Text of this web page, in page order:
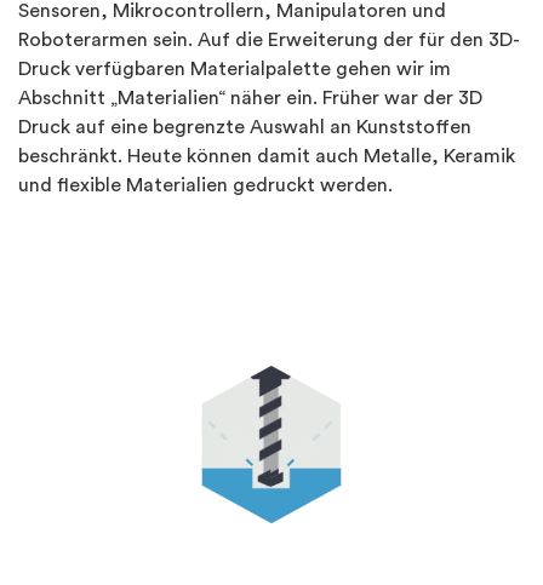
Sensoren, Mikrocontrollern, Manipulatoren und
Roboterarmen sein. Auf die Erweiterung der für den 3D-
Druck verfügbaren Materialpalette gehen wir im
Abschnitt „Materialien“ näher ein. Früher war der 3D
Druck auf eine begrenzte Auswahl an Kunststoffen
beschränkt. Heute können damit auch Metalle, Keramik
und flexible Materialien gedruckt werden.